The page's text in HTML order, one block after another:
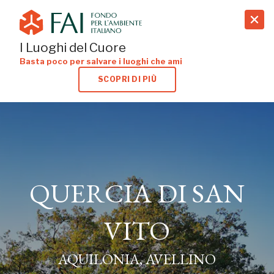
search
I Luoghi del Cuore
Basta poco per salvare i luoghi che ami
SCOPRI DI PIÙ
QUERCIA DI SAN
VITO
AQUILONIA, AVELLINO
QUERCIA DI SAN
VITO
AQUILONIA, AVELLINO